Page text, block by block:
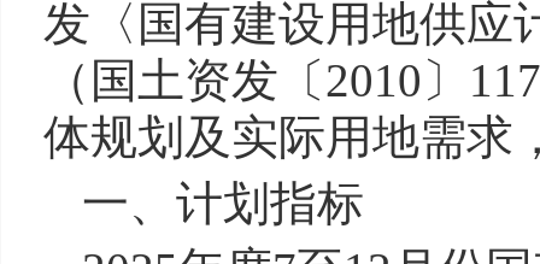
发〈国有建设用地供应
（国土资发〔2010〕
体规划及实际用地需求
一、计划指标